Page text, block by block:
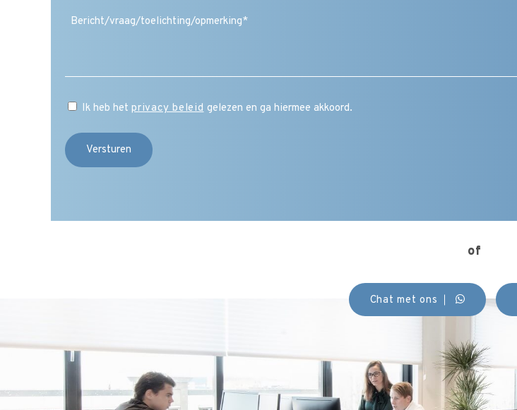
Ik heb het privacy beleidgelezen en ga hiermee akkoord.
of
Chat met ons